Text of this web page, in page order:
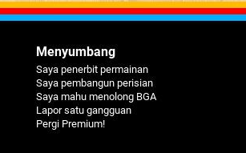
Menyumbang
Saya penerbit permainan
Saya pembangun perisian
Saya mahu menolong BGA
Lapor satu gangguan
Pergi Premium!